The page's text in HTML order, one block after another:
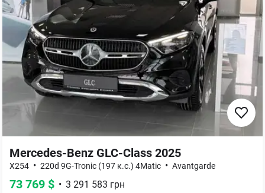
Mercedes-Benz GLC-Class 2025
X254 • 220d 9G-Tronic (197 к.с.) 4Matic • Avantgarde
73 769 $ • 3 291 583 грн